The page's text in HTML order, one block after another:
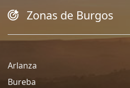
Zonas de Burgos
Arlanza
Bureba